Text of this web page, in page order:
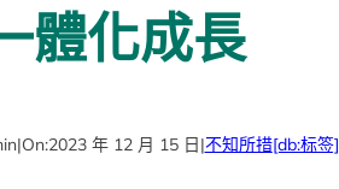
體化成長
|On:2023 年 12 月 15 日|不知所措[db:标签]